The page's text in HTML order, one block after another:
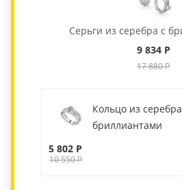
Серьги из серебра с
9 834 Р
17 880 Р
Кольцо из
бриллиантами
5 802 Р
10 550 Р